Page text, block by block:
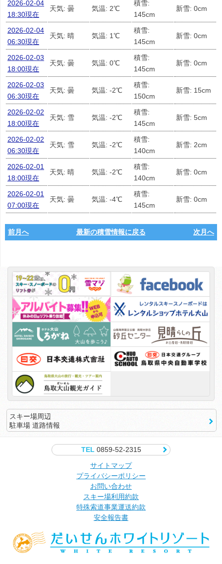
2026-02-04
18:30現在
天気: 曇 気温: 2℃
積雪:
145cm
新雪: 0cm
2026-02-04
06:30現在
天気: 晴 気温: 1℃
積雪:
145cm
新雪: 0cm
2026-02-03
18:00現在
天気: 曇 気温: 0℃
積雪:
145cm
新雪: 0cm
2026-02-03
06:30現在
天気: 曇 気温: -2℃
積雪:
150cm
新雪: 15cm
2026-02-02
18:00現在
天気: 雪 気温: -2℃
積雪:
145cm
新雪: 5cm
2026-02-02
06:30現在
天気: 雪 気温: -2℃
積雪:
140cm
新雪: 2cm
2026-02-01
18:00現在
天気: 晴 気温: -2℃
積雪:
140cm
新雪: 0cm
2026-02-01
07:00現在
天気: 曇 気温: -4℃
積雪:
145cm
新雪: 0cm
前月へ 最新の積雪情報に戻る 次月へ
スキー場周辺
駐車場 道路情報
TEL0859-52-2315
サイトマップ
プライバシーポリシー
お問い合わせ
スキー場利用約款
特殊索道事業運送約款
安全報告書